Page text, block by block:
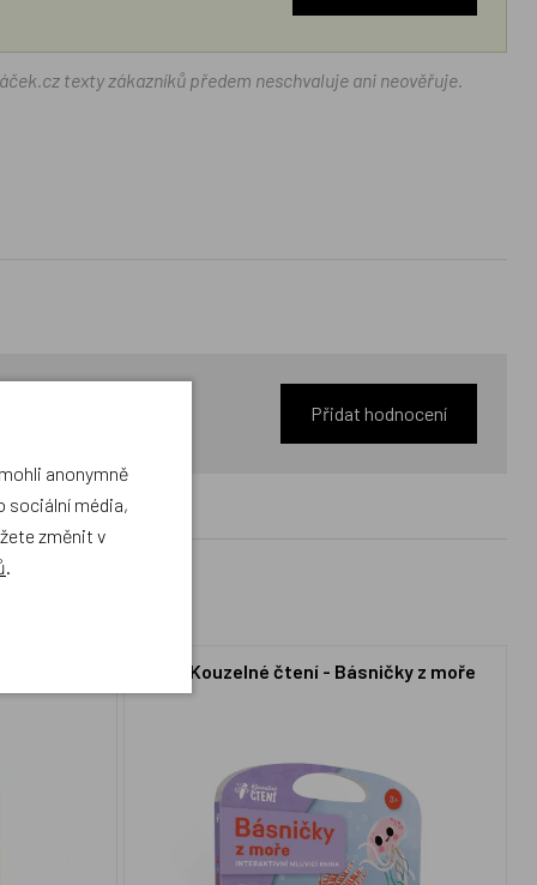
texty zákazníků předem neschvaluje ani neověřuje.
Přidat hodnocení
Albi Kouzelné čtení - Básničky z moře
anonymně
sociální média,
změnit v
.